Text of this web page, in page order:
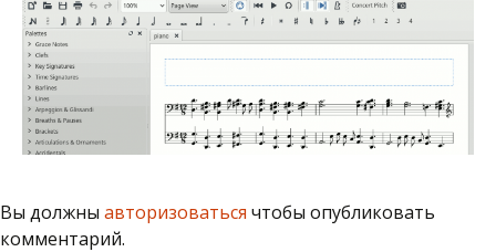
Вы должны авторизоваться чтобы опубликовать
комментарий.